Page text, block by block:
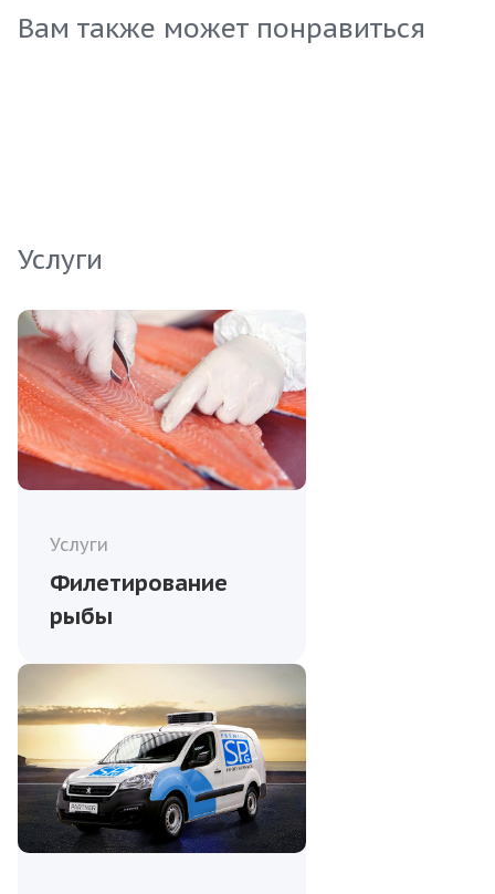
простоту хранения и транспортировки.
Благодаря строгим нормам качества и
Вам также может понравиться
Услуги
Услуги
Филетирование
рыбы